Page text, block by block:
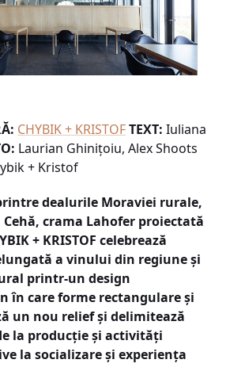
CHYBIK + KRISTOFTEXT: Iuliana
Laurian Ghinițoiu, Alex Shoots
+ Kristof
dealurile Moraviei rurale,
crama Lahofer proiectată
+ KRISTOF celebrează
a vinului din regiune și
printr-un design
în care forme rectangulare și
un nou relief și delimitează
la producție și activități
la socializare și experiența